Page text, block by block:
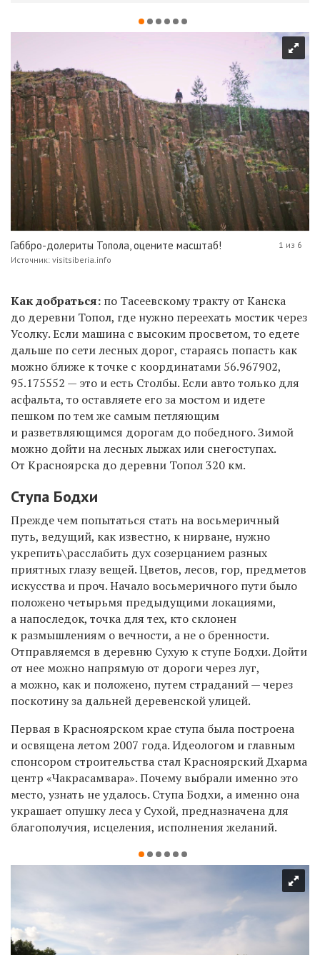
Габбро-долериты Топола, оцените масштаб!
Источник: visitsiberia.info
1 из 6
Как добраться: по Тасеевскому тракту от Канска
до деревни Топол, где нужно переехать мостик через
Усолку. Если машина с высоким просветом, то едете
дальше по сети лесных дорог, стараясь попасть как
можно ближе к точке с координатами 56.967902,
95.175552 — это и есть Столбы. Если авто только для
асфальта, то оставляете его за мостом и идете
пешком по тем же самым петляющим
и разветвляющимся дорогам до победного. Зимой
можно дойти на лесных лыжах или снегоступах.
От Красноярска до деревни Топол 320 км.
Ступа Бодхи
Прежде чем попытаться стать на восьмеричный
путь, ведущий, как известно, к нирване, нужно
укрепить\расслабить дух созерцанием разных
приятных глазу вещей. Цветов, лесов, гор, предметов
искусства и проч. Начало восьмеричного пути было
положено четырьмя предыдущими локациями,
а напоследок, точка для тех, кто склонен
к размышлениям о вечности, а не о бренности.
Отправляемся в деревню Сухую к ступе Бодхи. Дойти
от нее можно напрямую от дороги через луг,
а можно, как и положено, путем страданий — через
поскотину за дальней деревенской улицей.
Первая в Красноярском крае ступа была построена
и освящена летом 2007 года. Идеологом и главным
спонсором строительства стал Красноярский Дхарма
центр «Чакрасамвара». Почему выбрали именно это
место, узнать не удалось. Ступа Бодхи, а именно она
украшает опушку леса у Сухой, предназначена для
благополучия, исцеления, исполнения желаний.